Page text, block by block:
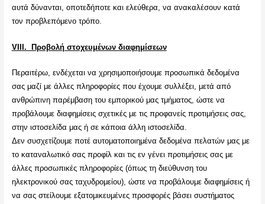
αυτά δύνανται, οποτεδήποτε και ελεύθερα, να ανακαλέσουν κατά
τον προβλεπόμενο τρόπο.
VIIΙ. Προβολή στοχευμένων διαφημίσεων
Περαιτέρω, ενδέχεται να χρησιμοποιήσουμε προσωπικά δεδομένα
σας μαζί με άλλες πληροφορίες που έχουμε συλλέξει, μετά από
ανθρώπινη παρέμβαση του εμπορικού μας τμήματος, ώστε να
προβάλουμε διαφημίσεις σχετικές με τις προφανείς προτιμήσεις σας,
στην ιστοσελίδα μας ή σε κάποια άλλη ιστοσελίδα.
Δεν συσχετίζουμε ποτέ αυτοματοποιημένα δεδομένα πελατών μας με
το καταναλωτικό σας προφίλ και τις εν γένει προτιμήσεις σας με
άλλες προσωπικές πληροφορίες (όπως τη διεύθυνση του
ηλεκτρονικού σας ταχυδρομείου), ώστε να προβάλουμε διαφημίσεις ή
να σας στείλουμε εξατομικευμένες προσφορές βάσει συστήματος